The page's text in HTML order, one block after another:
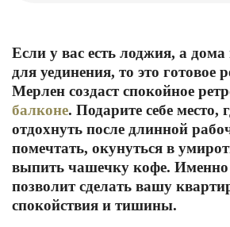
Если у вас есть лоджия, а дома
для уединения, то это готовое
Мерлен создаст спокойное
балконе. Подарите себе место,
отдохнуть после длинной
помечтать, окунуться в
выпить чашечку кофе. Именно
позволит сделать вашу
спокойствия и тишины.